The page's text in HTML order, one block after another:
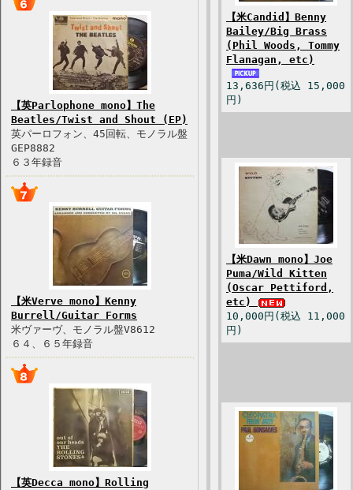
【英Parlophone mono】The
Beatles/Twist and Shout (EP)
英パーロフォン、45回転、モノラル盤
GEP8882
６３年録音
【米Verve mono】Kenny
Burrell/Guitar Forms
米ヴァーヴ、モノラル盤V8612
６４、６５年録音
【英Decca mono】Rolling
【米Candid】Benny
Bailey/Big Brass
(Phil Woods, Tommy
Flanagan, etc)
13,636円(税込 15,000
円)
【米Dawn mono】Joe
Puma/Wild Kitten
(Oscar Pettiford,
etc)
10,000円(税込 11,000
円)